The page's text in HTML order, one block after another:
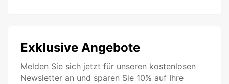
Exklusive Angebote
Melden Sie sich jetzt für unseren kostenlosen
Newsletter an und sparen Sie 10% auf Ihre